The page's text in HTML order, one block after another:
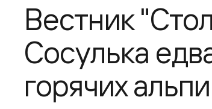
Вестник
Сосулька
горячих